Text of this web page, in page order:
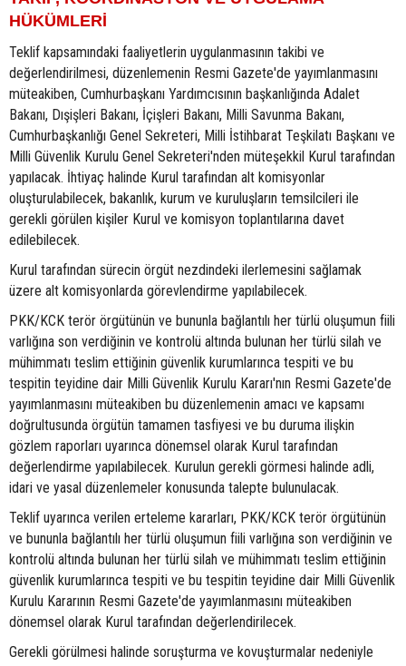
HÜKÜMLERİ
Teklif kapsamındaki faaliyetlerin uygulanmasının takibi ve
değerlendirilmesi, düzenlemenin Resmi Gazete'de yayımlanmasını
müteakiben, Cumhurbaşkanı Yardımcısının başkanlığında Adalet
Bakanı, Dışişleri Bakanı, İçişleri Bakanı, Milli Savunma Bakanı,
Cumhurbaşkanlığı Genel Sekreteri, Milli İstihbarat Teşkilatı Başkanı ve
Milli Güvenlik Kurulu Genel Sekreteri'nden müteşekkil Kurul tarafından
yapılacak. İhtiyaç halinde Kurul tarafından alt komisyonlar
oluşturulabilecek, bakanlık, kurum ve kuruluşların temsilcileri ile
gerekli görülen kişiler Kurul ve komisyon toplantılarına davet
edilebilecek.
Kurul tarafından sürecin örgüt nezdindeki ilerlemesini sağlamak
üzere alt komisyonlarda görevlendirme yapılabilecek.
PKK/KCK terör örgütünün ve bununla bağlantılı her türlü oluşumun fiili
varlığına son verdiğinin ve kontrolü altında bulunan her türlü silah ve
mühimmatı teslim ettiğinin güvenlik kurumlarınca tespiti ve bu
tespitin teyidine dair Milli Güvenlik Kurulu Kararı'nın Resmi Gazete'de
yayımlanmasını müteakiben bu düzenlemenin amacı ve kapsamı
doğrultusunda örgütün tamamen tasfiyesi ve bu duruma ilişkin
gözlem raporları uyarınca dönemsel olarak Kurul tarafından
değerlendirme yapılabilecek. Kurulun gerekli görmesi halinde adli,
idari ve yasal düzenlemeler konusunda talepte bulunulacak.
Teklif uyarınca verilen erteleme kararları, PKK/KCK terör örgütünün
ve bununla bağlantılı her türlü oluşumun fiili varlığına son verdiğinin ve
kontrolü altında bulunan her türlü silah ve mühimmatı teslim ettiğinin
güvenlik kurumlarınca tespiti ve bu tespitin teyidine dair Milli Güvenlik
Kurulu Kararının Resmi Gazete'de yayımlanmasını müteakiben
dönemsel olarak Kurul tarafından değerlendirilecek.
Gerekli görülmesi halinde soruşturma ve kovuşturmalar nedeniyle